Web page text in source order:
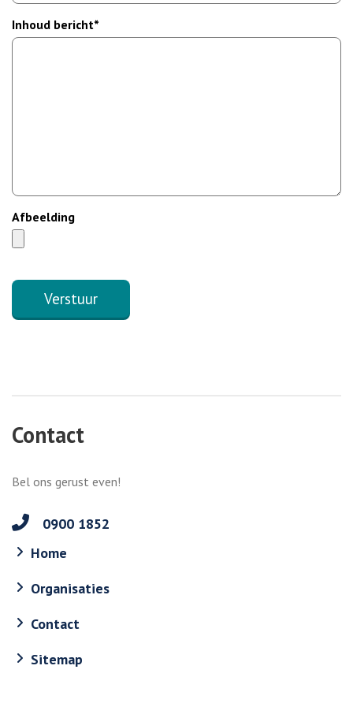
Inhoud bericht*
Afbeelding
Verstuur
Contact
Bel ons gerust even!
0900 1852
Home
Organisaties
Contact
Sitemap